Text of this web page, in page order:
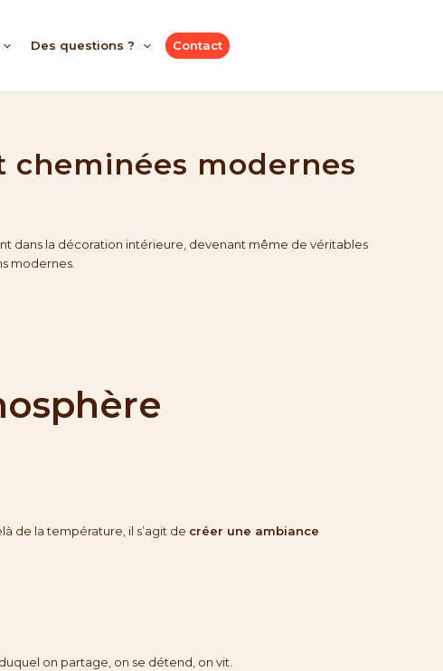
Des questions ? Contact
cheminées modernes
dans la décoration intérieure, devenant même de véritables
modernes.
de la température, il s’agit de créer une ambiance
on partage, on se détend, on vit.